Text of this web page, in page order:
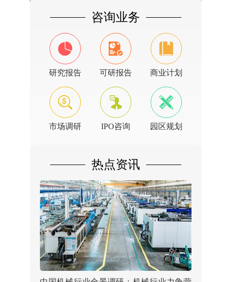
咨询业务
研究报告 可研报告 商业计划
市场调研 IPO咨询 园区规划
热点资讯